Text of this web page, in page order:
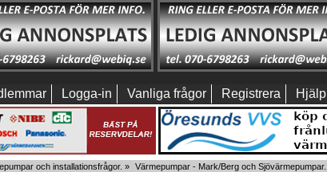
Logga-in Vanliga frågor Registrera Hjälp
och installationsfrågor. » Värmepumpar - Mark/Berg och Sjövärmepumpar.